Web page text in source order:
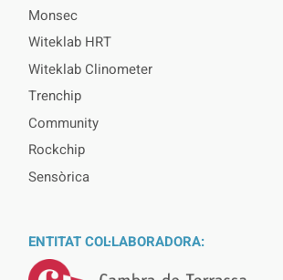
Monsec
Witeklab HRT
Witeklab Clinometer
Trenchip
Community
Rockchip
Sensòrica
ENTITAT COL·LABORADORA: